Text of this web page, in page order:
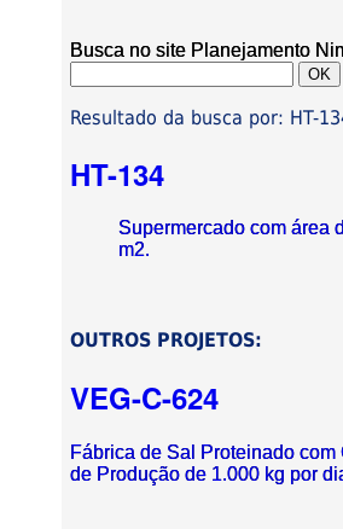
Busca no site Planejamento
Resultado da busca por: HT-
HT-134
Supermercado com área
m2.
OUTROS PROJETOS:
VEG-C-624
Fábrica de Sal Proteinado com
de Produção de 1.000 kg por